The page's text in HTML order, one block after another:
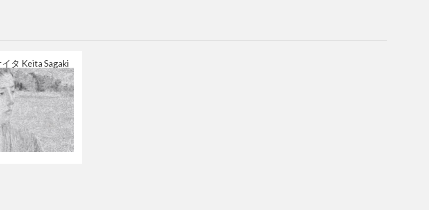
タ Keita Sagaki